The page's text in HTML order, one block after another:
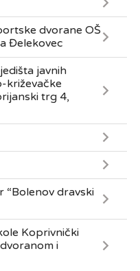
dvorane OŠ
Đelekovec
javnih
križevačke
trg 4,
“Bolenov dravski
Koprivnički
i